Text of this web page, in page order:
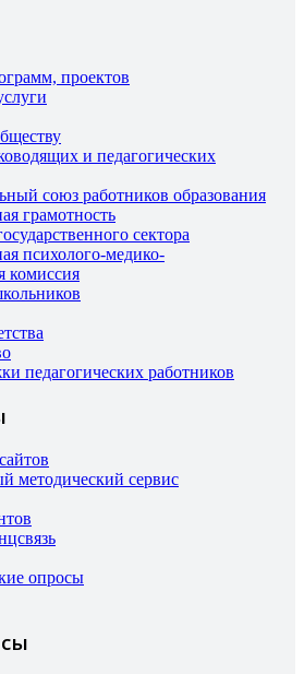
проектов
и педагогических
союз работников образования
грамотность
сектора
психолого-медико-
комиссия
педагогических работников
методический сервис
опросы